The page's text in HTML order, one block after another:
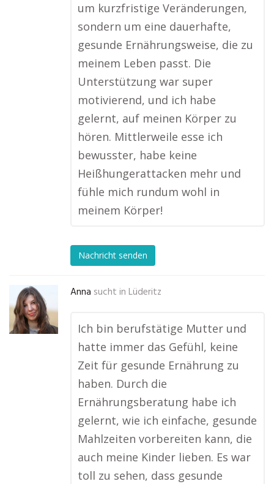
um kurzfristige Veränderungen,
sondern um eine dauerhafte,
gesunde Ernährungsweise, die zu
meinem Leben passt. Die
Unterstützung war super
motivierend, und ich habe
gelernt, auf meinen Körper zu
hören. Mittlerweile esse ich
bewusster, habe keine
Heißhungerattacken mehr und
fühle mich rundum wohl in
meinem Körper!
Nachricht senden
Anna sucht in Lüderitz
Ich bin berufstätige Mutter und
hatte immer das Gefühl, keine
Zeit für gesunde Ernährung zu
haben. Durch die
Ernährungsberatung habe ich
gelernt, wie ich einfache, gesunde
Mahlzeiten vorbereiten kann, die
auch meine Kinder lieben. Es war
toll zu sehen, dass gesunde